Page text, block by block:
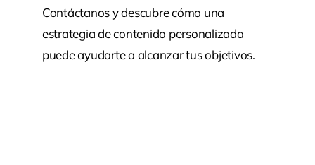
Contáctanosy descubre cómo una
estrategia de contenido personalizada
puede ayudarte a alcanzar tus objetivos.